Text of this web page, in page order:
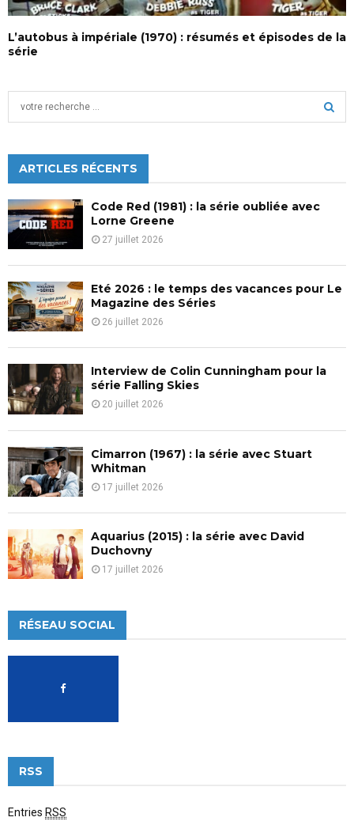
L’autobus à impériale (1970) : résumés et épisodes de la
série
h
f
o
r
:
C
H
ARTICLES RÉCENTS
Code Red (1981) : la série oubliée avec
Lorne Greene
27 juillet 2026
Eté 2026 : le temps des vacances pour Le
Magazine des Séries
26 juillet 2026
Interview de Colin Cunningham pour la
série Falling Skies
20 juillet 2026
Cimarron (1967) : la série avec Stuart
Whitman
17 juillet 2026
Aquarius (2015) : la série avec David
Duchovny
17 juillet 2026
RÉSEAU SOCIAL
RSS
Entries RSS